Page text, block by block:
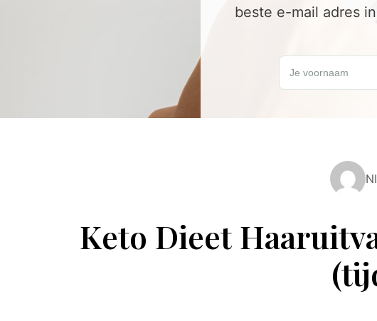
beste e-mail adres
Keto Dieet